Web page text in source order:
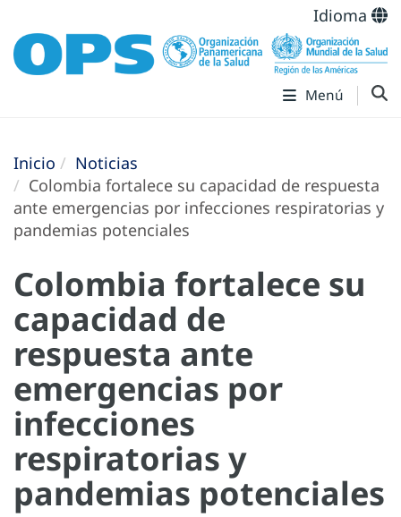
Idioma
Menú
Inicio
Noticias
Colombia fortalece su capacidad de respuesta
ante emergencias por infecciones respiratorias y
pandemias potenciales
Colombia fortalece su
capacidad de
respuesta ante
emergencias por
infecciones
respiratorias y
pandemias potenciales